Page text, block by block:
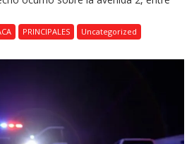
PRINCIPALES Uncategorized